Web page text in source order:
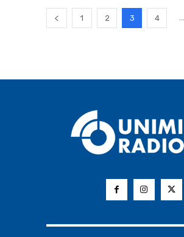
1 2 3 4